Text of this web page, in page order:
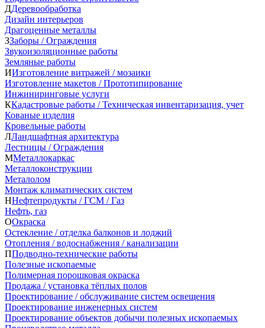
ДДеревообработка
Дизайн интерьеров
Драгоценные металлы
ЗЗаборы / Ограждения
Звукоизоляционные работы
Земляные работы
ИИзготовление витражей / мозаики
Изготовление макетов / Прототипирование
Инжиниринговые услуги
ККадастровые работы / Техническая инвентаризация, учет
Кованые изделия
Кровельные работы
ЛЛандшафтная архитектура
Лестницы / Ограждения
ММеталлокаркас
Металлоконструкции
Металолом
Монтаж климатических систем
ННефтепродукты / ГСМ / Газ
Нефть, газ
ООкраска
Остекление / отделка балконов и лоджий
Отопления / водоснабжения / канализации
ППодводно-технические работы
Полезные ископаемые
Полимерная порошковая окраска
Продажа / установка тёплых полов
Проектирование / обслуживание систем освещения
Проектирование инженерных систем
Проектирование объектов добычи полезных ископаемых